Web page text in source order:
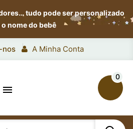
tudo pode ser personalizado
nome do bebê
nos A Minha Conta

0